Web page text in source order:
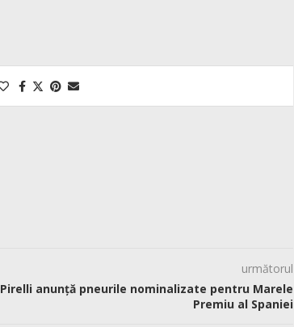
următorul
Pirelli anunță pneurile nominalizate pentru Marele
Premiu al Spaniei